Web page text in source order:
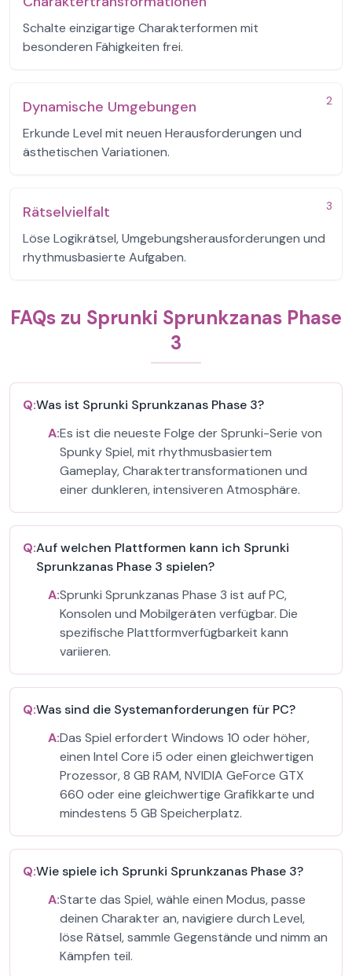
Schalte einzigartige Charakterformen mit
besonderen Fähigkeiten frei.
2
Dynamische Umgebungen
Erkunde Level mit neuen Herausforderungen und
ästhetischen Variationen.
3
Rätselvielfalt
Löse Logikrätsel, Umgebungsherausforderungen und
rhythmusbasierte Aufgaben.
FAQs zu Sprunki Sprunkzanas Phase
3
Q:Was ist Sprunki Sprunkzanas Phase 3?
A:Es ist die neueste Folge der Sprunki-Serie von
Spunky Spiel, mit rhythmusbasiertem
Gameplay, Charaktertransformationen und
einer dunkleren, intensiveren Atmosphäre.
Q:Auf welchen Plattformen kann ich Sprunki
Sprunkzanas Phase 3 spielen?
A:Sprunki Sprunkzanas Phase 3 ist auf PC,
Konsolen und Mobilgeräten verfügbar. Die
spezifische Plattformverfügbarkeit kann
variieren.
Q:Was sind die Systemanforderungen für PC?
A:Das Spiel erfordert Windows 10 oder höher,
einen Intel Core i5 oder einen gleichwertigen
Prozessor, 8 GB RAM, NVIDIA GeForce GTX
660 oder eine gleichwertige Grafikkarte und
mindestens 5 GB Speicherplatz.
Q:Wie spiele ich Sprunki Sprunkzanas Phase 3?
A:Starte das Spiel, wähle einen Modus, passe
deinen Charakter an, navigiere durch Level,
löse Rätsel, sammle Gegenstände und nimm an
Kämpfen teil.